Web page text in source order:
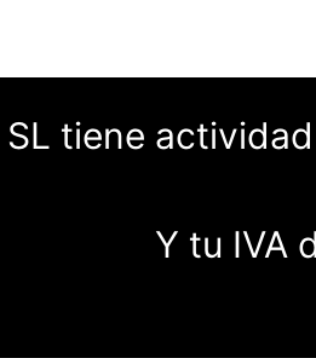
tiene
Y tu IVA